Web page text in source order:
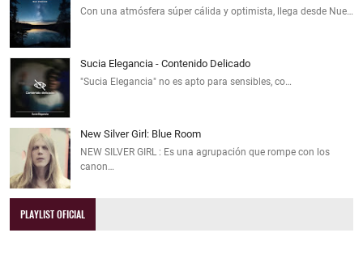
Con una atmósfera súper cálida y optimista, llega desde Nue…
Sucia Elegancia - Contenido Delicado
"Sucia Elegancia" no es apto para sensibles, co…
New Silver Girl: Blue Room
NEW SILVER GIRL : Es una agrupación que rompe con los
canon…
PLAYLIST OFICIAL